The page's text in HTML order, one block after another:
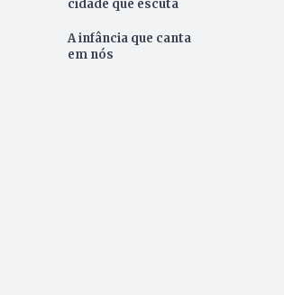
cidade que escuta
A infância que canta
em nós